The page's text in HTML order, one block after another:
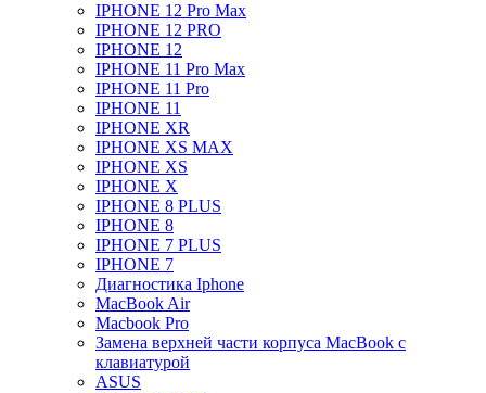
IPHONE 12 Pro Max
IPHONE 12 PRO
IPHONE 12
IPHONE 11 Pro Max
IPHONE 11 Pro
IPHONE 11
IPHONE XR
IPHONE XS MAX
IPHONE XS
IPHONE X
IPHONE 8 PLUS
IPHONE 8
IPHONE 7 PLUS
IPHONE 7
Диагностика Iphone
MacBook Air
Macbook Pro
Замена верхней части корпуса MacBook с
клавиатурой
ASUS